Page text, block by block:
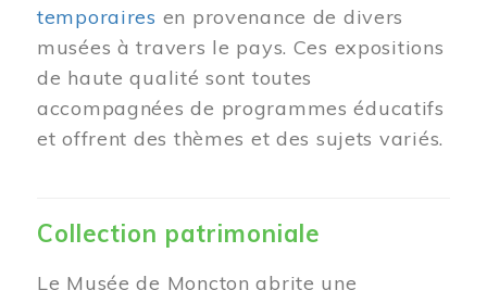
temporaires en provenance de divers
musées à travers le pays. Ces expositions
de haute qualité sont toutes
accompagnées de programmes éducatifs
et offrent des thèmes et des sujets variés.
Collection patrimoniale
Le Musée de Moncton abrite une